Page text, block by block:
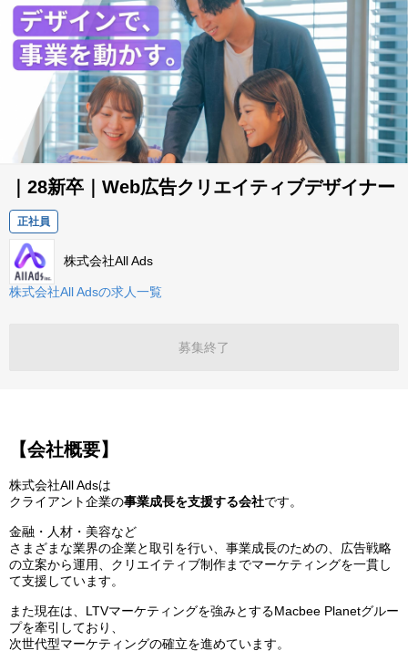
｜28新卒｜Web広告クリエイティブデザイナー
正社員
株式会社All Ads
株式会社All Adsの求人一覧
募集終了
【会社概要】
株式会社All Adsは
クライアント企業の事業成長を支援する会社です。
金融・人材・美容など
さまざまな業界の企業と取引を行い、事業成長のための、広告戦略
の立案から運用、クリエイティブ制作までマーケティングを一貫し
て支援しています。
また現在は、LTVマーケティングを強みとするMacbee Planetグルー
プを牽引しており、
次世代型マーケティングの確立を進めています。